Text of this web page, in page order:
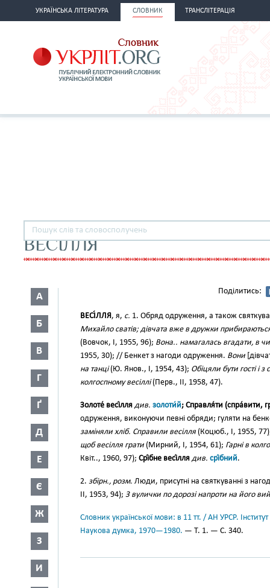
УКРАЇНСЬКА ЛІТЕРАТУРА СЛОВНИК ТРАНСЛІТЕРАЦІЯ
ВЕСІЛЛЯ
А
Б
В
Г
Ґ
Д
Е
Є
Ж
З
И
Поділитись:
ВЕСІ́ЛЛЯ, я, с. 1. Обряд одруження, а також
Михайло сватів; дівчата вже в дружки прибираються
(Вовчок, І, 1955, 96); Вона.. намагалась вгадати, в
1955, 30); // Бенкет з нагоди одруження. Вони
на танці(Ю. Янов., І, 1954, 43); Обіцяли бути гості і
колгоспному весіллі(Перв., II, 1958, 47).
Золоте́ весі́лля див. золоти́й; Справля́ти (спра́вити,
одруження, виконуючи певні обряди; гуляти на
заміняли хліб. Справили весілля (Коцюб., І, 1955,
щоб весілля грати (Мирний, І, 1954, 61); Гарні в
Квіт.., 1960, 97); Срі́бне весі́лля див. срі́бний.
2. збірн., розм. Люди, присутні на святкуванні з
II, 1953, 94); З вулички по дорозі напроти на його
Словник української мови: в 11 тт. / АН УРСР.
Наукова думка, 1970—1980. — Т. 1. — С. 340.